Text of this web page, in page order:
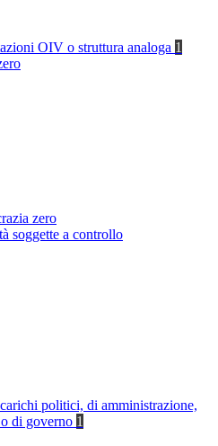
OIV o struttura analoga 1
zero
soggette a controllo
politici, di amministrazione,
di governo 1